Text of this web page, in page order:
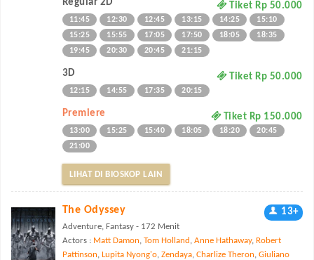
Regular 2D Tiket Rp 50.000
11:45 12:30 12:45 13:15 14:25
15:10
15:25
15:55 17:05 17:50 18:05
18:35
19:45
20:30 20:45 21:15
3D Tiket Rp 50.000
12:15 14:55 17:35 20:15
Premiere Tiket Rp 150.000
13:00 15:25 15:40 18:05 18:20
20:45
21:00
LIHAT DI BIOSKOP LAIN
The Odyssey 13+
Adventure, Fantasy - 172 Menit
Actors : Matt Damon, Tom Holland , Anne Hathaway, Robert
Pattinson, Lupita Nyong'o, Zendaya, Charlize Theron, Giuliano